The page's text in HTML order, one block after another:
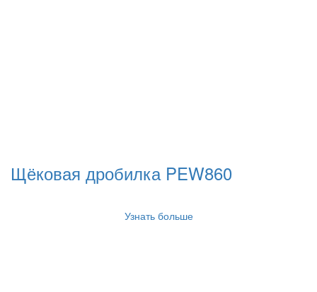
Щёковая дробилка PEW860
Узнать больше